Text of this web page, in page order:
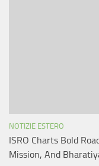
NOTIZIE ESTERO
ISRO Charts Bold
Mission, And